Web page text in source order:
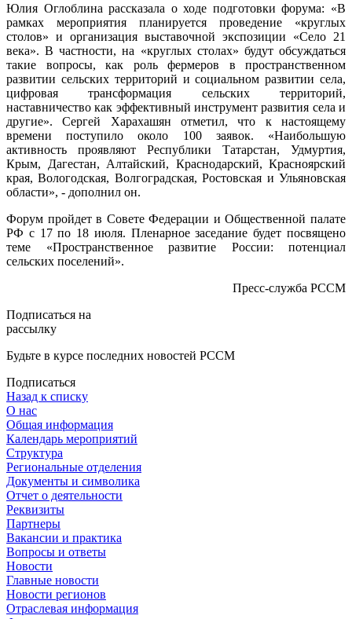
Юлия Оглоблина рассказала о ходе подготовки форума: «В
рамках мероприятия планируется проведение «круглых
столов» и организация выставочной экспозиции «Село 21
века». В частности, на «круглых столах» будут обсуждаться
такие вопросы, как роль фермеров в пространственном
развитии сельских территорий и социальном развитии села,
цифровая трансформация сельских территорий,
наставничество как эффективный инструмент развития села и
другие». Сергей Харахашян отметил, что к настоящему
времени поступило около 100 заявок. «Наибольшую
активность проявляют Республики Татарстан, Удмуртия,
Крым, Дагестан, Алтайский, Краснодарский, Красноярский
края, Вологодская, Волгоградская, Ростовская и Ульяновская
области», - дополнил он.
Форум пройдет в Совете Федерации и Общественной палате
РФ с 17 по 18 июля. Пленарное заседание будет посвящено
теме «Пространственное развитие России: потенциал
сельских поселений».
Пресс-служба РССМ
Подписаться на
рассылку
Будьте в курсе последних новостей РССМ
Подписаться
Назад к списку
О нас
Общая информация
Календарь мероприятий
Структура
Региональные отделения
Документы и символика
Отчет о деятельности
Реквизиты
Партнеры
Вакансии и практика
Вопросы и ответы
Новости
Главные новости
Новости регионов
Отраслевая информация